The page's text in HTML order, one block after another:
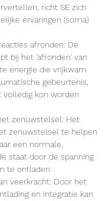
richt SE zich
ervaringen (soma)
afronden: De
bij het 'afronden' van
energie die vrijkwam
gebeurtenis,
volledig kon worden
zenuwstelsel: Het
zenuwstelsel te helpen
een normale,
staat door de spanning
te ontladen.
veerkracht: Door het
en integratie kan